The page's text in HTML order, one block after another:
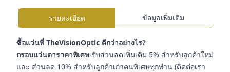
รายละเอียด ข้อมูลเพิ่มเติม
ซื้อแว่นที่ TheVisionOptic ดีกว่าอย่างไร?
กรอบแว่นตาราคาพิเศษ รับส่วนลดเพิ่มเติม 5% สำหรับลูกค้าใหม่
และ ส่วนลด 10% สำหรับลูกค้าเก่าคนพิเศษทุกท่าน (ติดต่อเรา